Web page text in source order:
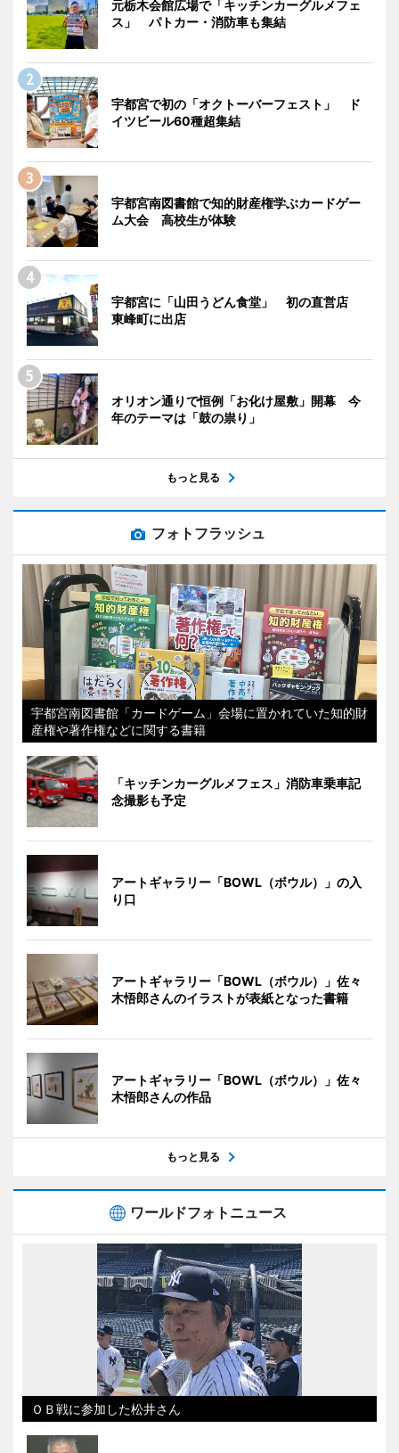
元栃木会館広場で「キッチンカーグルメフェ
ス」 パトカー・消防車も集結
宇都宮で初の「オクトーバーフェスト」 ド
イツビール60種超集結
宇都宮南図書館で知的財産権学ぶカードゲー
ム大会 高校生が体験
宇都宮に「山田うどん食堂」 初の直営店
東峰町に出店
オリオン通りで恒例「お化け屋敷」開幕 今
年のテーマは「鼓の祟り」
もっと見る
フォトフラッシュ
宇都宮南図書館「カードゲーム」会場に置かれていた知的財
産権や著作権などに関する書籍
「キッチンカーグルメフェス」消防車乗車記
念撮影も予定
アートギャラリー「BOWL（ボウル）」の入
り口
アートギャラリー「BOWL（ボウル）」佐々
木悟郎さんのイラストが表紙となった書籍
アートギャラリー「BOWL（ボウル）」佐々
木悟郎さんの作品
もっと見る
ワールドフォトニュース
ＯＢ戦に参加した松井さん